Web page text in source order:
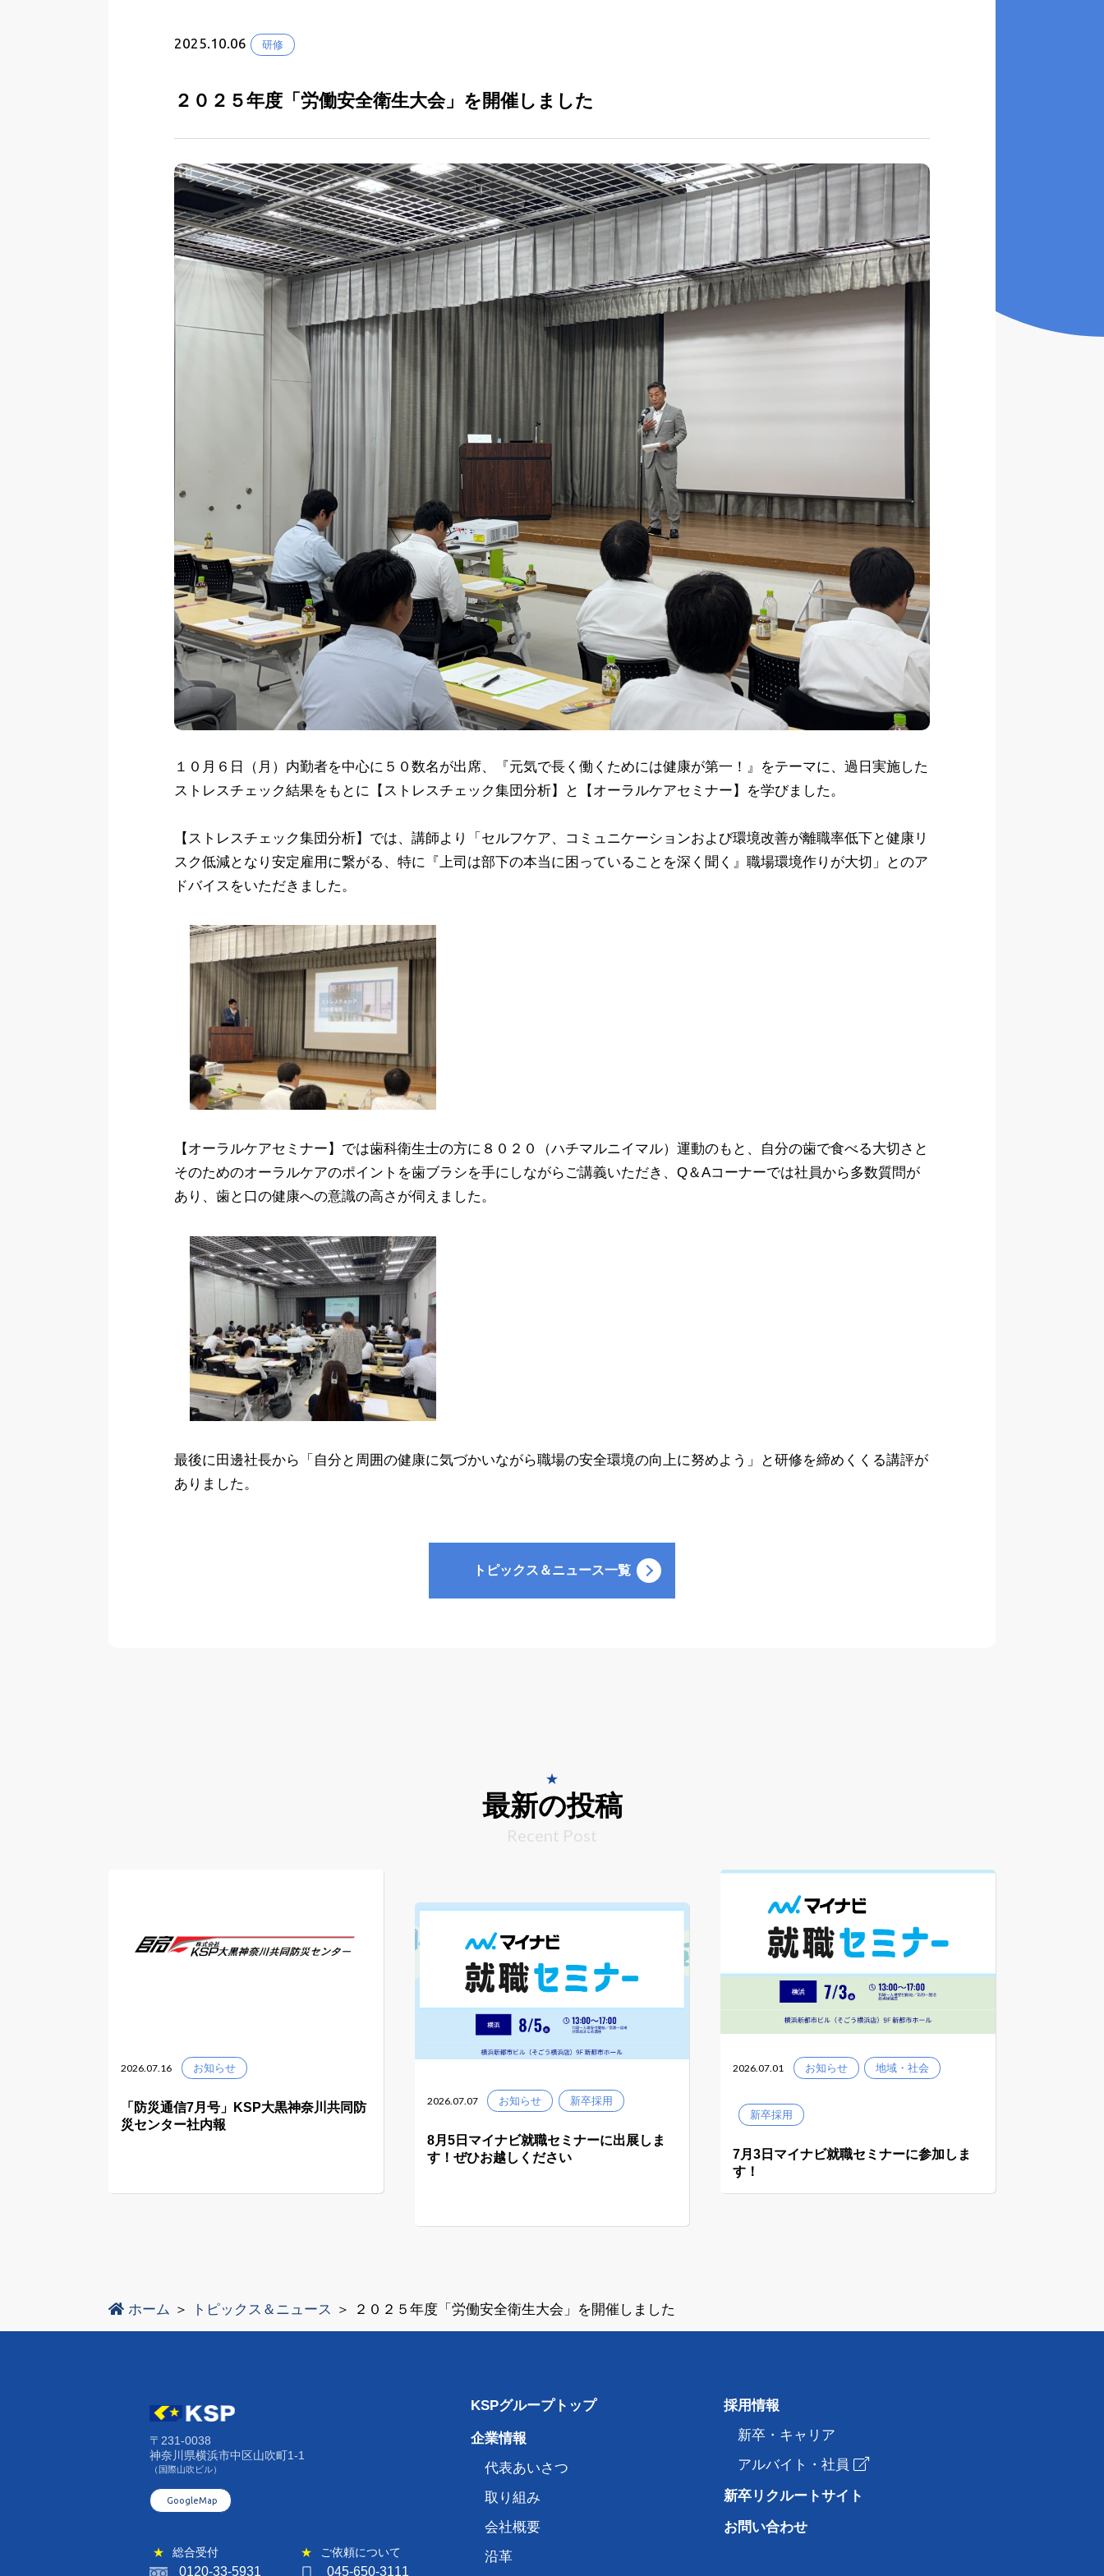
2025.10.06 研修
２０２５年度「労働安全衛生大会」を開催しました
１０月６日（月）内勤者を中心に５０数名が出席、『元気で長く働くためには健康が第一！』をテーマに、過日実施した
ストレスチェック結果をもとに【ストレスチェック集団分析】と【オーラルケアセミナー】を学びました。
【ストレスチェック集団分析】では、講師より「セルフケア、コミュニケーションおよび環境改善が離職率低下と健康リ
スク低減となり安定雇用に繋がる、特に『上司は部下の本当に困っていることを深く聞く』職場環境作りが大切」とのア
ドバイスをいただきました。
【オーラルケアセミナー】では歯科衛生士の方に８０２０（ハチマルニイマル）運動のもと、自分の歯で食べる大切さと
そのためのオーラルケアのポイントを歯ブラシを手にしながらご講義いただき、Q＆Aコーナーでは社員から多数質問が
あり、歯と口の健康への意識の高さが伺えました。
最後に田邊社長から「自分と周囲の健康に気づかいながら職場の安全環境の向上に努めよう」と研修を締めくくる講評が
ありました。
トピックス＆ニュース一覧
最新の投稿
Recent Post
2026.07.16 お知らせ
「防災通信7月号」KSP大黒神奈川共同防
災センター社内報
2026.07.07 お知らせ 新卒採用
8月5日マイナビ就職セミナーに出展しま
す！ぜひお越しください
2026.07.01 お知らせ 地域・社会
新卒採用
7月3日マイナビ就職セミナーに参加しま
す！
ホーム トピックス＆ニュース ２０２５年度「労働安全衛生大会」を開催しました
〒231-0038
神奈川県横浜市中区山吹町1-1
（国際山吹ビル）
GoogleMap
★ 総合受付
0120-33-5931
★ ご依頼について
045-650-3111
KSPグループトップ
企業情報
代表あいさつ
取り組み
会社概要
沿革
採用情報
新卒・キャリア
アルバイト・社員
新卒リクルートサイト
お問い合わせ